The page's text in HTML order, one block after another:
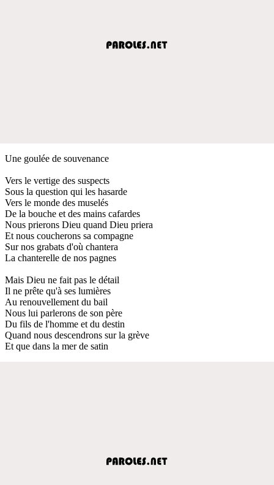
Une goulée de souvenance
Vers le vertige des suspects
Sous la question qui les hasarde
Vers le monde des muselés
De la bouche et des mains cafardes
Nous prierons Dieu quand Dieu priera
Et nous coucherons sa compagne
Sur nos grabats d'où chantera
La chanterelle de nos pagnes
Mais Dieu ne fait pas le détail
Il ne prête qu'à ses lumières
Au renouvellement du bail
Nous lui parlerons de son père
Du fils de l'homme et du destin
Quand nous descendrons sur la grève
Et que dans la mer de satin